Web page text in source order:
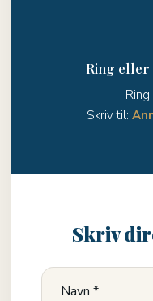
Ring eller
Ring
Skriv til:
Skriv